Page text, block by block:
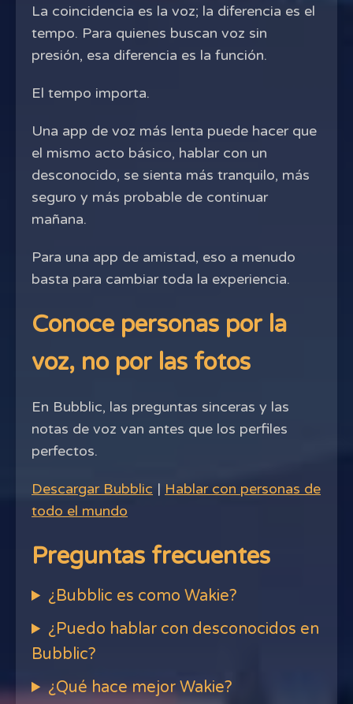
La coincidencia es la voz; la diferencia es el
tempo. Para quienes buscan voz sin
presión, esa diferencia es la función.
El tempo importa.
Una app de voz más lenta puede hacer que
el mismo acto básico, hablar con un
desconocido, se sienta más tranquilo, más
seguro y más probable de continuar
mañana.
Para una app de amistad, eso a menudo
basta para cambiar toda la experiencia.
Conoce personas por la
voz, no por las fotos
En Bubblic, las preguntas sinceras y las
notas de voz van antes que los perfiles
perfectos.
Descargar Bubblic | Hablar con personas de
todo el mundo
Preguntas frecuentes
¿Bubblic es como Wakie?
¿Puedo hablar con desconocidos en
Bubblic?
¿Qué hace mejor Wakie?